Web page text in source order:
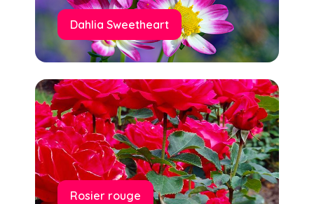
Dahlia Sweetheart
Rosier rouge